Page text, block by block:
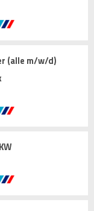
(alle m/w/d)